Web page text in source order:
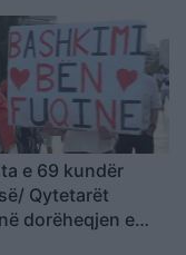
e 69 kundër
Qytetarët
dorëheqjen e